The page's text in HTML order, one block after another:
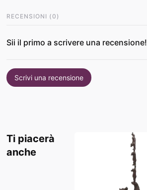
RECENSIONI (0 )
Sii il primo a scrivere una recensione!
Scrivi una recensione
Ti piacerà
anche